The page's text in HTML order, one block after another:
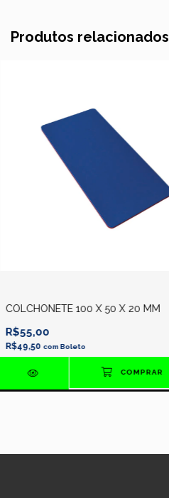
Produtos relacionados
COLCHONETE 100 X 50 X 20 MM
R$55,00
R$49,50 com Boleto